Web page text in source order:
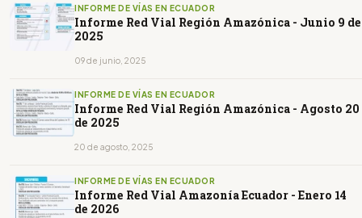
INFORME DE VÍAS EN ECUADOR
Informe Red Vial Región Amazónica - Junio 9 de
2025
09 de junio, 2025
INFORME DE VÍAS EN ECUADOR
Informe Red Vial Región Amazónica - Agosto 20
de 2025
20 de agosto, 2025
INFORME DE VÍAS EN ECUADOR
Informe Red Vial Amazonía Ecuador - Enero 14
de 2026